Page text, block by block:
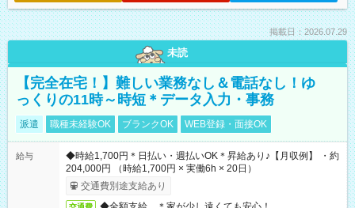
掲載日：2026.07.29
未読
【完全在宅！】難しい業務なし＆電話なし！ゆ
っくりの11時～時短＊データ入力・事務
派遣 職種未経験OK ブランクOK WEB登録・面接OK
給与
◆時給1,700円＊日払い・週払いOK＊昇給あり♪【月収例】 ・約
204,000円 （時給1,700円 × 実働6h × 20日）
交通費別途支給あり